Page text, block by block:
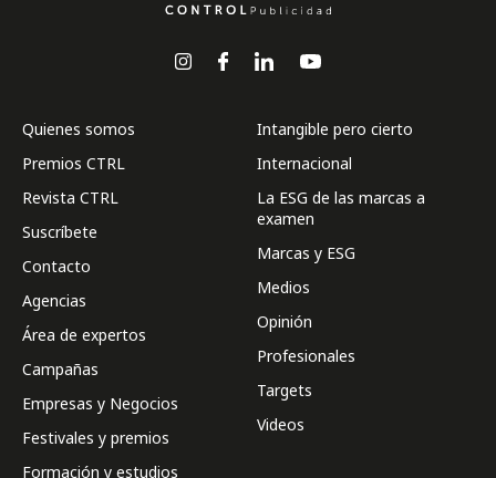
Quienes somos
Premios CTRL
Revista CTRL
Suscríbete
Contacto
Agencias
Área de expertos
Campañas
Empresas y Negocios
Festivales y premios
Formación y estudios
Intangible pero cierto
Internacional
La ESG de las marcas a
examen
Marcas y ESG
Medios
Opinión
Profesionales
Targets
Videos